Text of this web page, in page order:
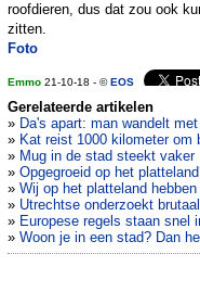
roofdieren, dus dat zou ook
zitten.
Foto
Emmo 21-10-18 - ©EOS
Gerelateerde artikelen
» Da's apart: man wandelt
» Kat reist 1000 kilometer om
» Mug in de stad steekt vaker
» Opgegroeid op het
» Wij op het platteland
» Utrechtse onderzoekt
» Europese regels staan snel
» Woon je in een stad? Dan